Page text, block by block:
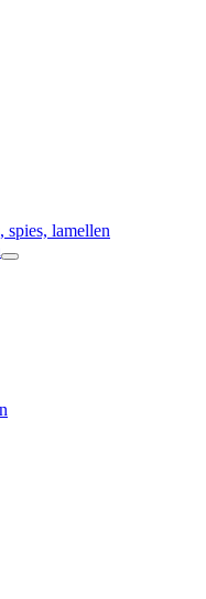
spies, lamellen